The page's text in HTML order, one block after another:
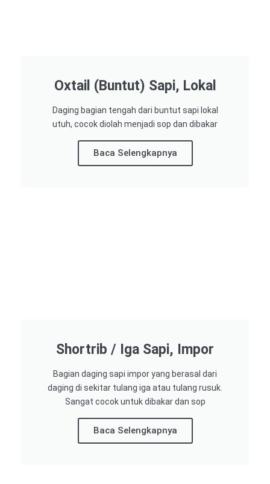
Oxtail (Buntut) Sapi, Lokal
Daging bagian tengah dari buntut sapi lokal
utuh, cocok diolah menjadi sop dan dibakar
Baca Selengkapnya
Shortrib / Iga Sapi, Impor
Bagian daging sapi impor yang berasal dari
daging di sekitar tulang iga atau tulang rusuk.
Sangat cocok untuk dibakar dan sop
Baca Selengkapnya